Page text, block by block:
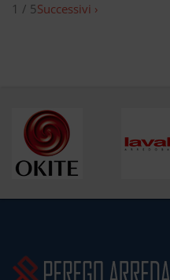
1 / 5Successivi ›